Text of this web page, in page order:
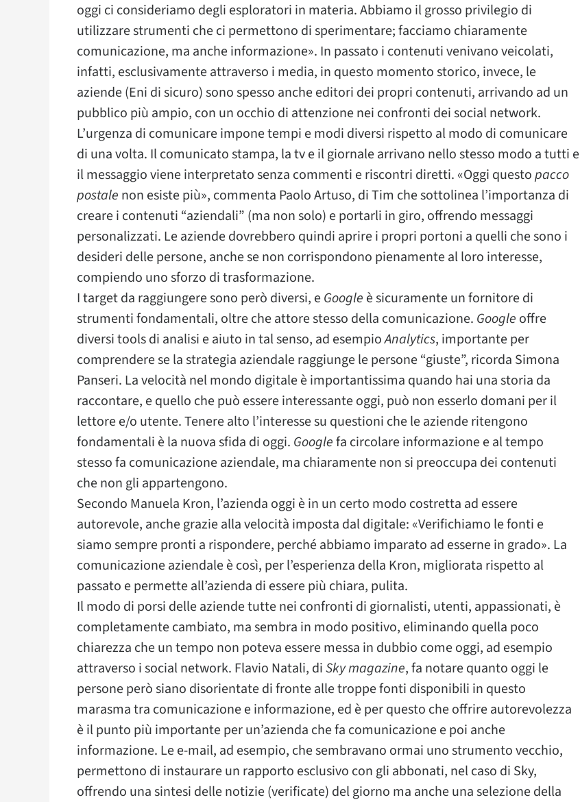
oggi ci consideriamo degli esploratori in materia. Abbiamo il grosso privilegio di
utilizzare strumenti che ci permettono di sperimentare; facciamo chiaramente
comunicazione, ma anche informazione». In passato i contenuti venivano veicolati,
infatti, esclusivamente attraverso i media, in questo momento storico, invece, le
aziende (Eni di sicuro) sono spesso anche editori dei propri contenuti, arrivando ad un
pubblico più ampio, con un occhio di attenzione nei confronti dei social network.
L’urgenza di comunicare impone tempi e modi diversi rispetto al modo di comunicare
di una volta. Il comunicato stampa, la tv e il giornale arrivano nello stesso modo a tutti e
il messaggio viene interpretato senza commenti e riscontri diretti. «Oggi questopacco
postale non esiste più», commenta Paolo Artuso, di Tim che sottolinea l’importanza di
creare i contenuti “aziendali” (ma non solo) e portarli in giro, offrendo messaggi
personalizzati. Le aziende dovrebbero quindi aprire i propri portoni a quelli che sono i
desideri delle persone, anche se non corrispondono pienamente al loro interesse,
compiendo uno sforzo di trasformazione.
I target da raggiungere sono però diversi, eGoogle è sicuramente un fornitore di
strumenti fondamentali, oltre che attore stesso della comunicazione. Google offre
diversi tools di analisi e aiuto in tal senso, ad esempioAnalytics, importante per
comprendere se la strategia aziendale raggiunge le persone “giuste”, ricorda Simona
Panseri. La velocità nel mondo digitale è importantissima quando hai una storia da
raccontare, e quello che può essere interessante oggi, può non esserlo domani per il
lettore e/o utente. Tenere alto l’interesse su questioni che le aziende ritengono
fondamentali è la nuova sfida di oggi. Googlefa circolare informazione e al tempo
stesso fa comunicazione aziendale, ma chiaramente non si preoccupa dei contenuti
che non gli appartengono.
Secondo Manuela Kron, l’azienda oggi è in un certo modo costretta ad essere
autorevole, anche grazie alla velocità imposta dal digitale: «Verifichiamo le fonti e
siamo sempre pronti a rispondere, perché abbiamo imparato ad esserne in grado». La
comunicazione aziendale è così, per l’esperienza della Kron, migliorata rispetto al
passato e permette all’azienda di essere più chiara, pulita.
Il modo di porsi delle aziende tutte nei confronti di giornalisti, utenti, appassionati, è
completamente cambiato, ma sembra in modo positivo, eliminando quella poco
chiarezza che un tempo non poteva essere messa in dubbio come oggi, ad esempio
attraverso i social network. Flavio Natali, diSky magazine, fa notare quanto oggi le
persone però siano disorientate di fronte alle troppe fonti disponibili in questo
marasma tra comunicazione e informazione, ed è per questo che offrire autorevolezza
è il punto più importante per un’azienda che fa comunicazione e poi anche
informazione. Le e-mail, ad esempio, che sembravano ormai uno strumento vecchio,
permettono di instaurare un rapporto esclusivo con gli abbonati, nel caso di Sky,
offrendo una sintesi delle notizie (verificate) del giorno ma anche una selezione della